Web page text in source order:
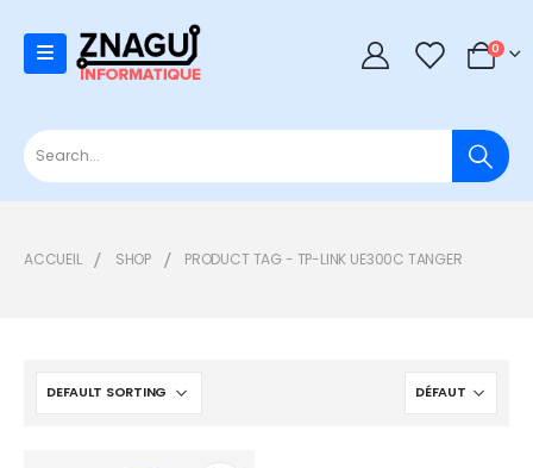
0 0
ACCUEIL SHOP PRODUCT TAG - TP-LINK UE300C TANGER